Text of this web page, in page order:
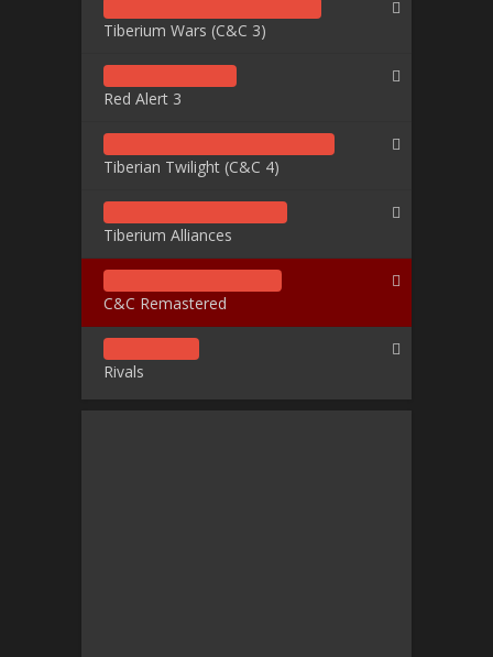
Tiberium Wars (C&C 3)
Red Alert 3
Tiberian Twilight (C&C 4)
Tiberium Alliances
C&C Remastered
Rivals